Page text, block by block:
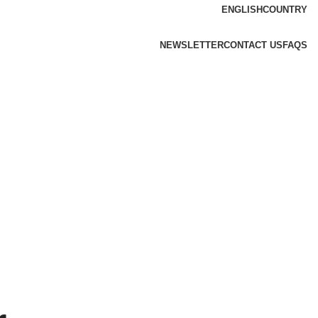
ENGLISHCOUNTRY
NEWSLETTERCONTACT US FAQS